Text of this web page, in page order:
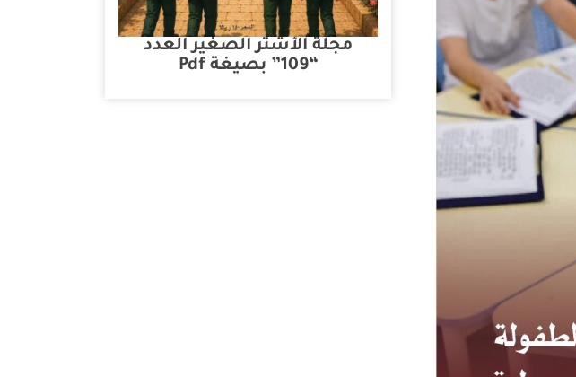
مجلة الأشتر الصغير العدد
“109” بصيغة Pdf